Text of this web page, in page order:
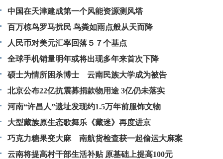
中国在天津建成第一个风能资源测风塔
百万椋鸟罗马扰民 鸟粪如雨点般从天而降
人民币对美元汇率回落５７个基点
全球手机销量明年或将出现多年来首次下降
硕士为情所困杀博士 云南民族大学成为被告
北京公布22亿抗震募捐款物用途 3亿仍未落实
河南“许昌人”遗址发现约1.5万年前服饰文物
大型藏族原生态歌舞乐《藏迷》再度进京
巧克力糖果变大麻 南航货检查获一起偷运大麻案
云南将提高村干部生活补贴 原基础上提高100元